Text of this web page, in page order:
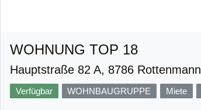
WOHNUNG TOP 18
Hauptstraße 82 A, 8786 Rottenmann
Verfügbar WOHNBAUGRUPPE Miete